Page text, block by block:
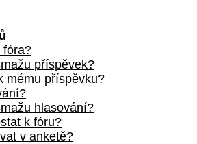
fóra?
příspěvek?
mému příspěvku?
hlasování?
k fóru?
v anketě?